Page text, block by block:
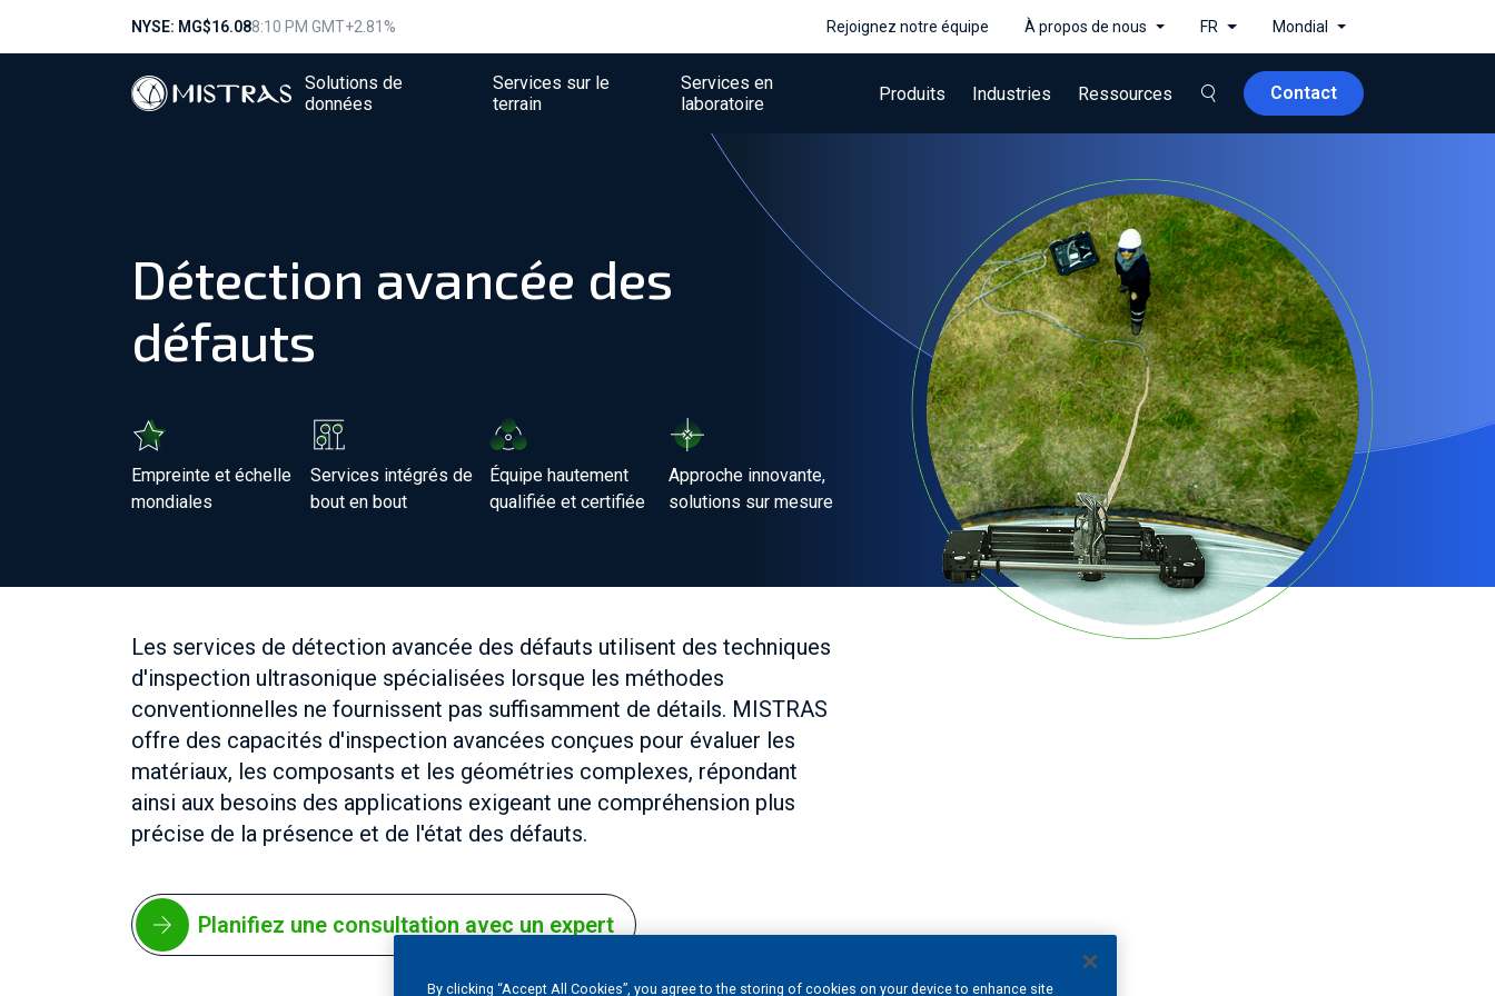
NYSE: MG$16.088:10 PM GMT+2.81% Rejoignez notre équipe À propos de nous FR Mondial
Solutions de
données
Services sur le
terrain
Services en
laboratoire
Produits Industries Ressources Contact
Détection avancée des
défauts
Empreinte et échelle
mondiales
Services intégrés de
bout en bout
Équipe hautement
qualifiée et certifiée
Approche innovante,
solutions sur mesure
Les services de détection avancée des défauts utilisent des techniques
d'inspection ultrasonique spécialisées lorsque les méthodes
conventionnelles ne fournissent pas suffisamment de détails. MISTRAS
offre des capacités d'inspection avancées conçues pour évaluer les
matériaux, les composants et les géométries complexes, répondant
ainsi aux besoins des applications exigeant une compréhension plus
précise de la présence et de l'état des défauts.
Planifiez une consultation avec un expert
By clicking “Accept All Cookies”, you agree to the storing of cookies on your device to enhance site